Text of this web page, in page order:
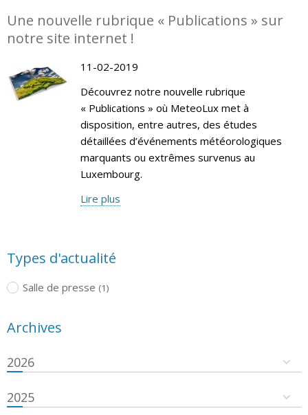
Une nouvelle rubrique « Publications » sur
notre site internet !
11-02-2019
Découvrez notre nouvelle rubrique
« Publications » où MeteoLux met à
disposition, entre autres, des études
détaillées d’événements météorologiques
marquants ou extrêmes survenus au
Luxembourg.
Lire plus
Types d'actualité
Salle de presse (1)
Archives
2026
2025